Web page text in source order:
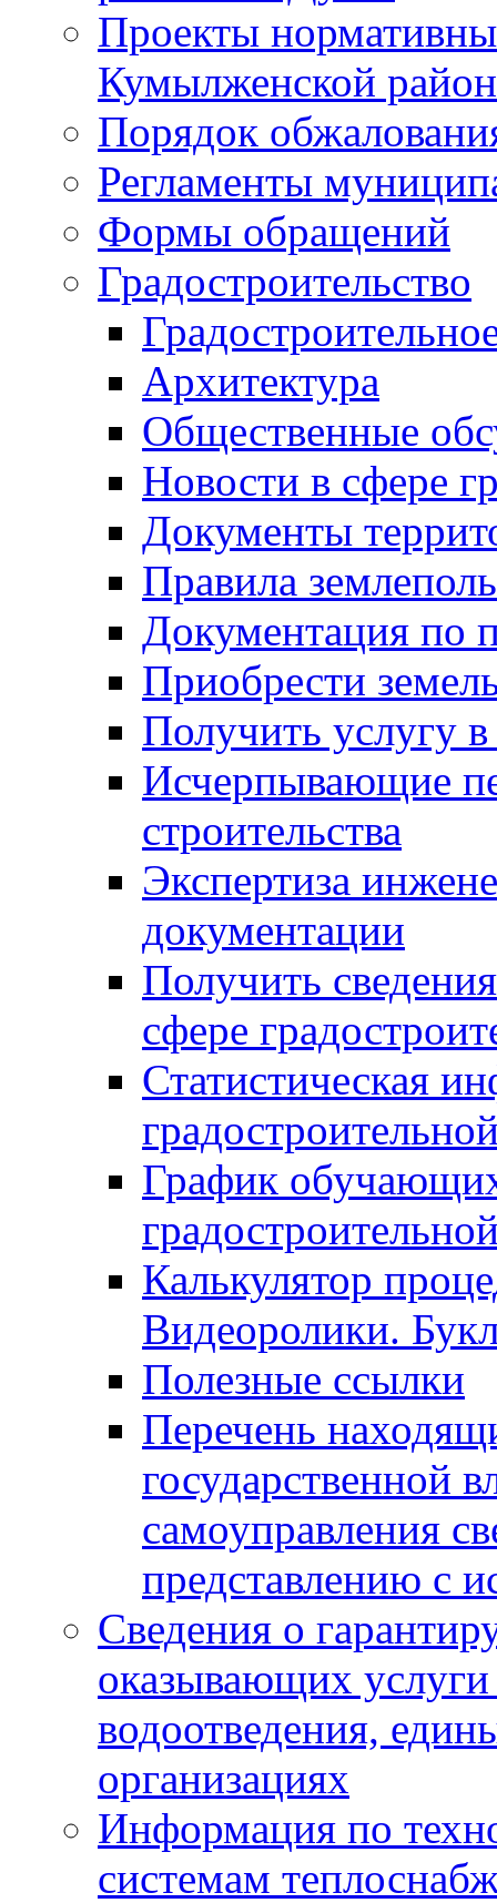
Проекты
Кумылженской
Порядок
Регламенты
Формы обращений
Градостроительство
Архитектура
Общественные
Новости в сфере
Документы
Правила
Документация по
Приобрести
Получить услугу в
Исчерпывающие
строительства
Экспертиза
документации
Получить
сфере
Статистическая
График
Калькулятор
Видеоролики.
Полезные ссылки
Перечень
государственной
самоуправления
представлению с
Сведения о
оказывающих
водоотведения,
организациях
Информация по
системам